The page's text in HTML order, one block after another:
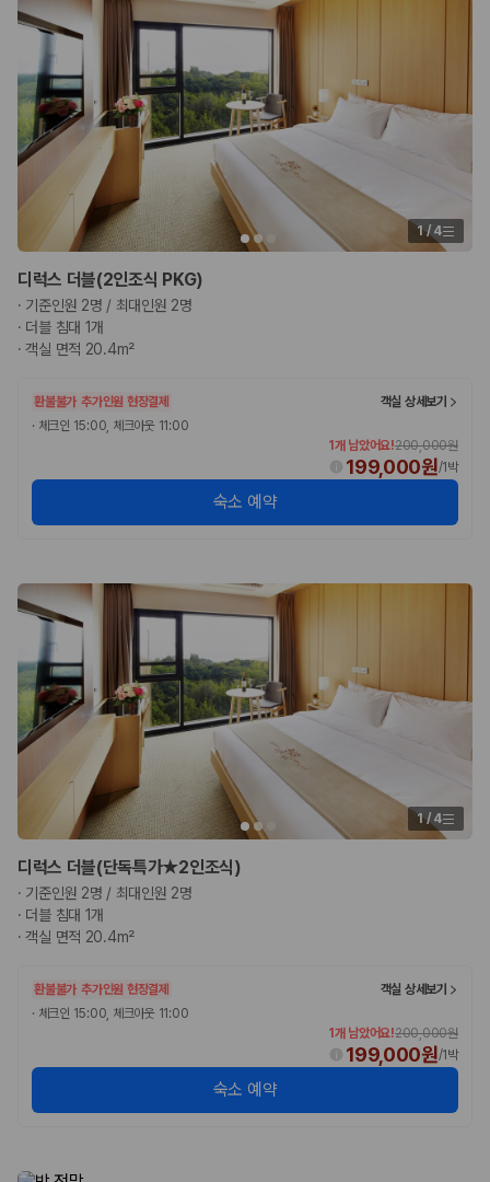
1/ 4
디럭스 더블(2인조식 PKG)
· 기준인원 2명 / 최대인원 2명
· 더블 침대 1개
·객실 면적 20.4m²
환불불가 추가인원 현장결제
객실 상세보기
· 체크인 15:00, 체크아웃 11:00
1개 남았어요!200,000원
199,000원/1박
숙소 예약
1/ 4
디럭스 더블(단독특가★2인조식)
· 기준인원 2명 / 최대인원 2명
· 더블 침대 1개
·객실 면적 20.4m²
환불불가 추가인원 현장결제
객실 상세보기
· 체크인 15:00, 체크아웃 11:00
1개 남았어요!200,000원
199,000원/1박
숙소 예약